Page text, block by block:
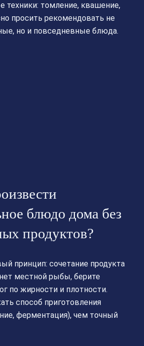
техники: томление, квашение,
просить рекомендовать не
но и повседневные блюда.
блюдо дома без
продуктов?
принцип: сочетание продукта
местной рыбы, берите
по жирности и плотности.
способ приготовления
ферментация), чем точный